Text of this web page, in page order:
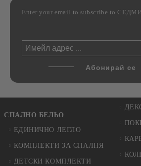
Enter your email to subscribe to
СПАЛНО БЕЛЬО
ЕДИНИЧНО ЛЕГЛО
КОМПЛЕКТИ ЗА СПАЛНЯ
ДЕТСКИ КОМПЛЕКТИ